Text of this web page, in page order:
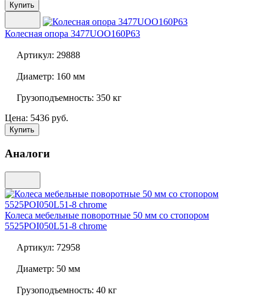
Купить
Колесная опора 3477UOO160P63
Артикул: 29888
Диаметр: 160 мм
Грузоподъемность: 350 кг
Цена: 5436 руб.
Купить
Аналоги
Колеса мебельные поворотные 50 мм со стопором
5525POI050L51-8 chrome
Артикул: 72958
Диаметр: 50 мм
Грузоподъемность: 40 кг